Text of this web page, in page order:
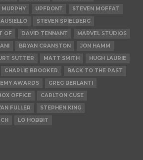
MURPHY UPFRONT
STEVEN MOFFAT
STEVEN SPIELBERG
OF DAVID TENNANT
MARVEL STUDIOS
BRYAN CRANSTON
JON HAMM
SUTTER MATT SMITH
HUGH LAURIE
CHARLIE BROOKER
BACK TO THE PAST
AWARDS
GREG BERLANTI
OFFICE
CARLTON CUSE
FULLER
STEPHEN KING
LO HOBBIT